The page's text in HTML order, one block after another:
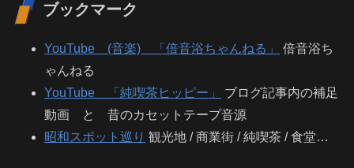
ブックマーク
YouTube (音楽) 「倍音浴ちゃんねる」
倍音浴ち
ゃんねる
YouTube 「純喫茶ヒッピー」
ブログ記事内の補足
動画 と 昔のカセットテープ音源
昭和スポット巡り 観光地 / 商業街 / 純喫茶 / 食堂…